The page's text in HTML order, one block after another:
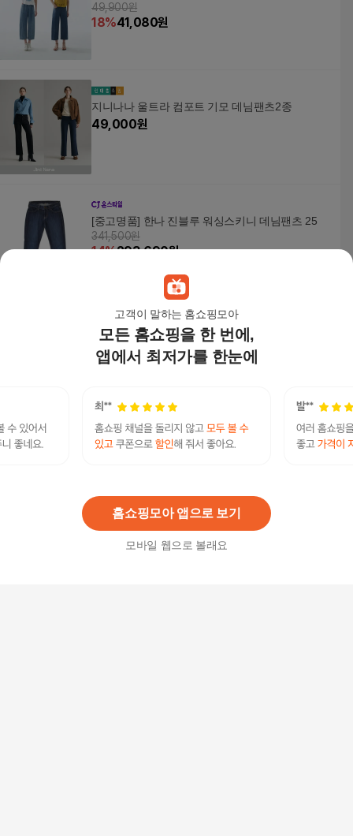
고객이 말하는 홈쇼핑모아
모든 홈쇼핑을 한 번에,
앱에서 최저가를 한눈에
홈쇼핑모아 앱으로 보기
모바일 웹으로 볼래요
49,900원
18%41,080원
지니나나 울트라 컴포트 기모 데님팬츠2종
49,000원
[중고명품] 한나 진블루 워싱스키니 데님팬츠 25
341,500원
14%293,690원
에콕스 25FW 보아퍼 본딩 데님 남성 2종
59,900원
2% 58,900원
[최초가89,900원]26SS 마스터핏 에어리 쿨스판데